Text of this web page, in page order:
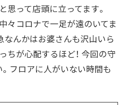
と思って店頭に立ってます。
中々コロナで一足が遠のいてま
なんかはお婆さんも沢山いら
ちが心配するほど！ 今回の守
。フロアに人がいない時間も